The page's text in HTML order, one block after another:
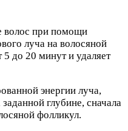
волос при помощи
луча на волосяной
до 20 минут и удаляет
энергии луча,
заданной глубине, сначала
фолликул.